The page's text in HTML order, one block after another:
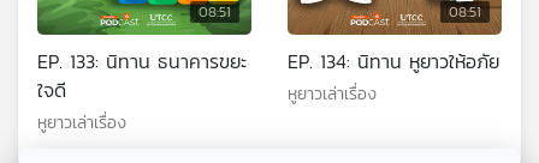
08:51
EP. 133: นิทาน ธนาคารขยะ
ใจดี
หูยาวเล่าเรื่อง
08:51
EP. 134: นิทาน หูยาวให้อภัย
หูยาวเล่าเรื่อง